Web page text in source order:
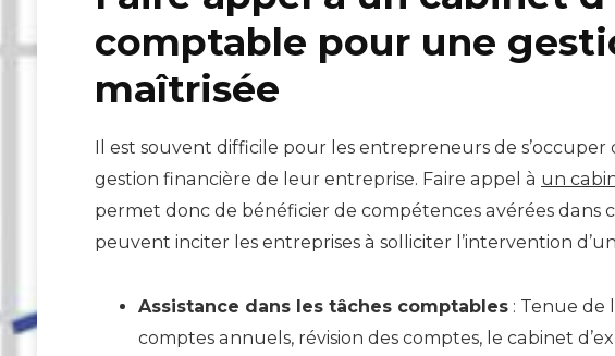
comptable pour une
maîtrisée
Il est souvent difficile pour les entrepreneurs de s’occuper
gestion financière de leur entreprise. Faire appel à un
permet donc de bénéficier de compétences avérées dans
peuvent inciter les entreprises à solliciter l’intervention
Assistance dans les tâches comptables: Tenue de
comptes annuels, révision des comptes, le cabinet